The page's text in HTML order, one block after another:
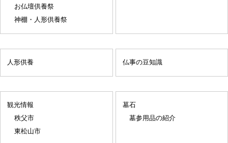
お仏壇供養祭
神棚・人形供養祭
人形供養 仏事の豆知識
観光情報
秩父市
東松山市
墓石
墓参用品の紹介